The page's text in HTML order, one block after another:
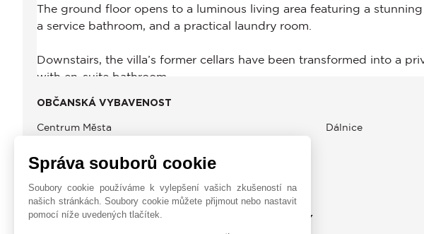
OBČANSKÁ VYBAVENOST
Centrum Města
Dálnice
JOHN TAYLOR TUSCANY
Správa souborů cookie
Soubory cookie používáme k vylepšení vašich zkušeností na
našich stránkách. Soubory cookie můžete přijmout nebo nastavit
pomocí níže uvedených tlačítek.